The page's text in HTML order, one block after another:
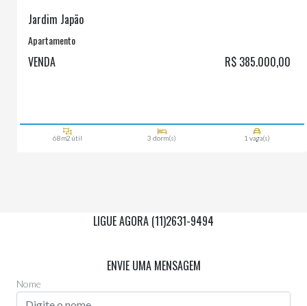
Jardim Japão
Apartamento
VENDA R$ 385.000,00
68m2 útil 3 dorm(s) 1 vaga(s)
LIGUE AGORA (11)2631-9494
ENVIE UMA MENSAGEM
Nome